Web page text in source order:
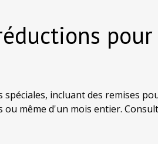
incluant des remises
même d'un mois entier.